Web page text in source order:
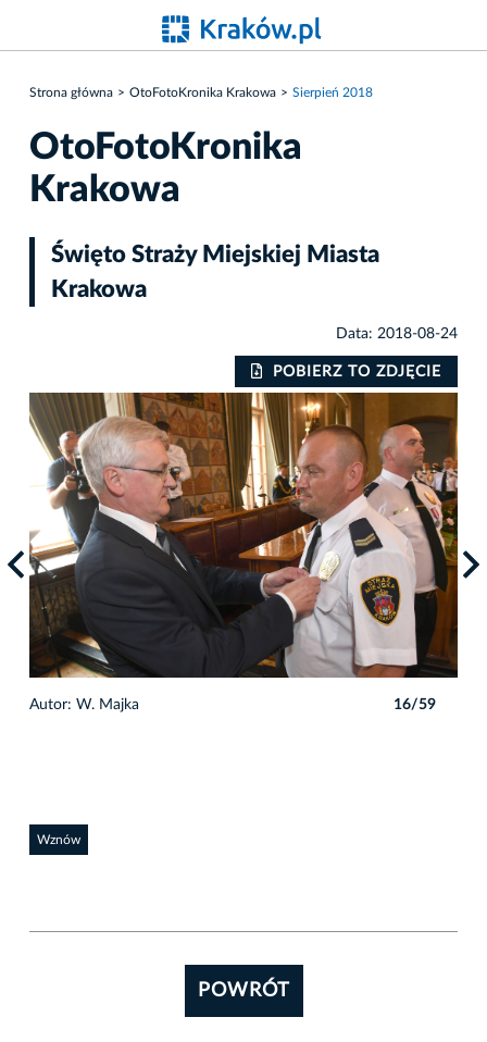
Strona główna OtoFotoKronika Krakowa Sierpień 2018
OtoFotoKronika
Krakowa
Święto Straży Miejskiej Miasta
Krakowa
Data: 2018-08-24
POBIERZ TO ZDJĘCIE
Autor: W. Majka 16/59
Wznów
POWRÓT